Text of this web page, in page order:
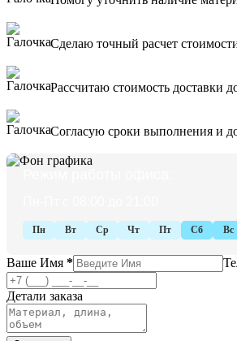
Ваше Имя *
Детали заказа
Сделаю точный расчет
Рассчитаю стоимость доставки
Согласую сроки выполнения и
Пн Вт Ср Чт Пт Сб Вс